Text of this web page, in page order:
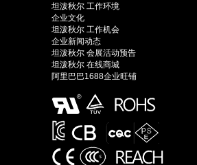
坦泼秋尔 工作环境
企业文化
坦泼秋尔 工作机会
企业新闻动态
坦泼秋尔 会展活动预告
坦泼秋尔 在线商城
阿里巴巴1688企业旺铺